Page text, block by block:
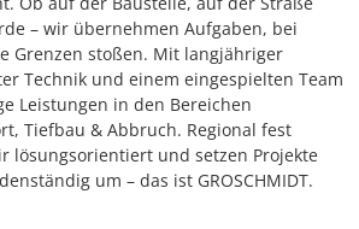
– wir übernehmen Aufgaben, bei
Grenzen stoßen. Mit langjähriger
Technik und einem eingespielten Team
Leistungen in den Bereichen
Tiefbau & Abbruch. Regional fest
lösungsorientiert und setzen Projekte
um – das ist GROSCHMIDT.